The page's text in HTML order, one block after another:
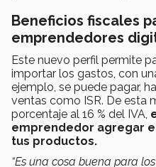
Beneficios fiscales
emprendedores
Este nuevo perfil permite
importar los gastos, con
ejemplo, se puede pagar,
ventas como ISR. De esta
porcentaje al 16 % del IVA,
emprendedor agregar
tus productos.
“Es una cosa buena para